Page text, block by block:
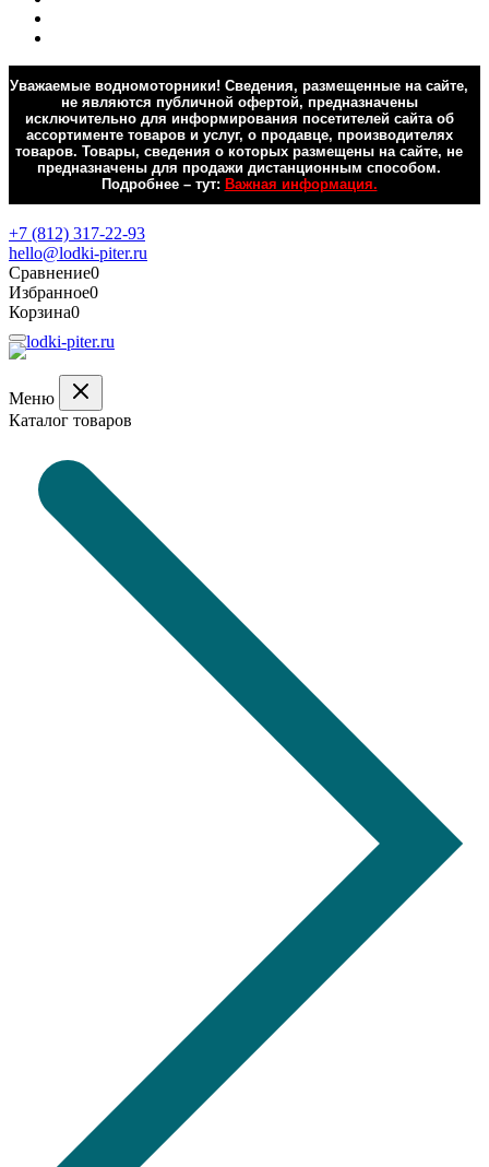
Уважаемые водномоторники! Сведения, размещенные на сайте,
не являются публичной офертой, предназначены
исключительно для информирования посетителей сайта об
ассортименте товаров и услуг, о продавце, производителях
товаров. Товары, сведения о которых размещены на сайте, не
предназначены для продажи дистанционным способом.
Подробнее – тут: Важная информация.
+7 (812) 317-22-93
hello@lodki-piter.ru
Сравнение0
Избранное0
Корзина0
Меню
Каталог товаров